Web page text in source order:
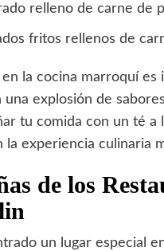
relleno de carne de
fritos rellenos de
la cocina marroquí es
explosión de
tu comida con un té
experiencia culinaria
de los
un lugar especial